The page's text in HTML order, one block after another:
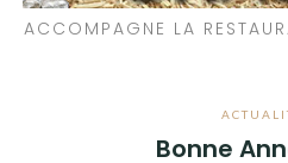
ACCOMPAGNE LA
Bonne
QUE PROPOSONS-NOUS ?